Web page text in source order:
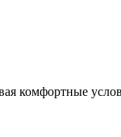
комфортные